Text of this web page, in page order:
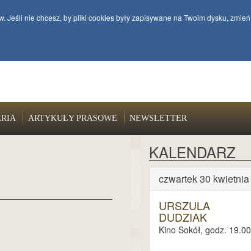
ARTYKUŁY PRASOWE NEWSLETTER
KALENDARZ
czwartek 30 kwietnia
URSZULA
DUDZIAK
Kino Sokół, godz. 19.00
Jeśli nie chcesz, by pliki cookies były zapisywane na Twoim dysku,